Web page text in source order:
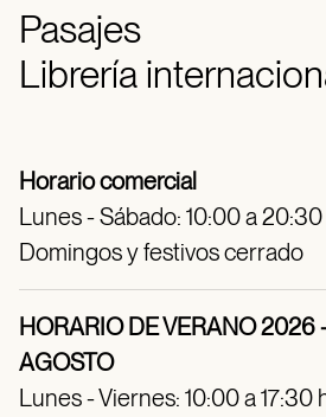
Pasajes
Librería
Horario comercial
Lunes - Sábado: 10:00 a 20:30
Domingos y festivos cerrado
HORARIO DE VERANO 2026
AGOSTO
Lunes - Viernes: 10:00 a 17:30